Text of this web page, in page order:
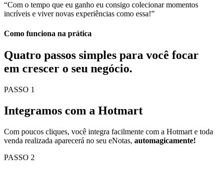
“Com o tempo que eu ganho eu consigo colecionar momentos
incríveis e viver novas experiências como essa!”
Como funciona na prática
Quatro passos simples para você focar
em crescer o seu negócio.
PASSO 1
Integramos com a Hotmart
Com poucos cliques, você integra facilmente com a Hotmart e toda
venda realizada aparecerá no seu eNotas, automagicamente!
PASSO 2